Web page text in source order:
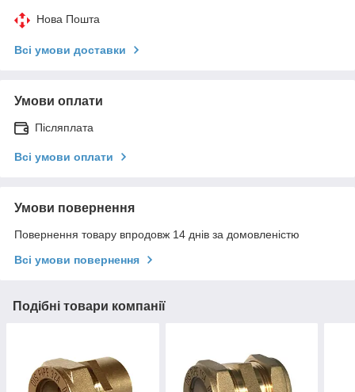
Нова Пошта
Всі умови доставки
Умови оплати
Післяплата
Всі умови оплати
Умови повернення
Повернення товару впродовж 14 днів за домовленістю
Всі умови повернення
Подібні товари компанії